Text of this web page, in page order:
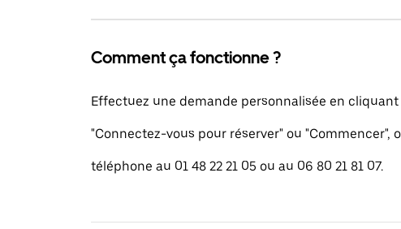
Comment ça fonctionne ?
Effectuez une demande personnalisée en
"Connectez-vous pour réserver" ou "Commencer",
téléphone au 01 48 22 21 05 ou au 06 80 21 81 07.